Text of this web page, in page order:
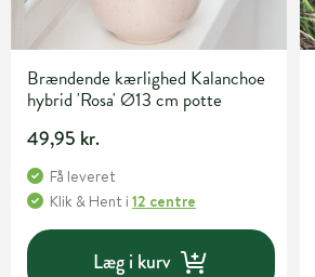
Brændende kærlighed Kalanchoe
hybrid 'Rosa' Ø13 cm potte
49,95 kr.
Få leveret
Klik & Hent i 12 centre
Læg i kurv